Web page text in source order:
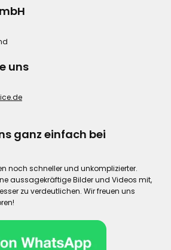
uns
ganz einfach bei
noch schneller und unkomplizierter.
aussagekräftige Bilder und Videos mit,
zu verdeutlichen. Wir freuen uns